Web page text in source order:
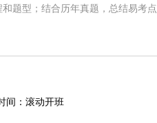
题型；结合历年真题，总结易考
间： 滚动开班